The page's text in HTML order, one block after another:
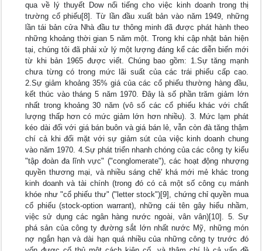
qua về lý thuyết Dow nổi tiếng cho việc kinh doanh trong thị
trường cổ phiếu[8]. Từ lần đầu xuất bản vào năm 1949, những
lần tái bản cửa Nhà đầu tư thông minh đã được phát hành theo
những khoảng thời gian 5 năm một. Trong khi cập nhật bản hiện
tại, chúng tôi đã phải xử lý một lượng đáng kể các diễn biến mới
từ khi bản 1965 được viết. Chúng bao gồm: 1.Sự tăng mạnh
chưa từng có trong mức lãi suất của các trái phiếu cấp cao.
2.Sự giảm khoảng 35% giá của các cổ phiếu thường hàng đầu,
kết thúc vào tháng 5 năm 1970. Đây là số phần trăm giảm lớn
nhất trong khoảng 30 năm (vô số các cổ phiếu khác với chất
lượng thấp hơn có mức giảm lớn hơn nhiều). 3. Mức lạm phát
kéo dài đối với giá bán buôn và giá bán lẻ, vẫn còn đà tăng thậm
chí cả khi đối mặt với sự giảm sút của việc kinh doanh chung
vào năm 1970. 4.Sự phát triển nhanh chóng của các công ty kiểu
"tập đoàn đa lĩnh vực" ("conglomerate"), các hoạt động nhượng
quyền thương mại, và nhiều sáng chê' khá mới mẻ khác trong
kinh doanh và tài chính (trong đó có cả một số công cụ mánh
khóe như "cổ phiếu thư" ("letter stock")[9], chứng chỉ quyền mua
cổ phiếu (stock-option warrant), những cái tên gây hiểu nhầm,
việc sử dụng các ngân hàng nước ngoài, vân vân)[10]. 5. Sự
phá sản của công ty đường sắt lớn nhất nước Mỹ, những món
nợ ngắn hạn và dài hạn quá nhiều của những công ty trước đó